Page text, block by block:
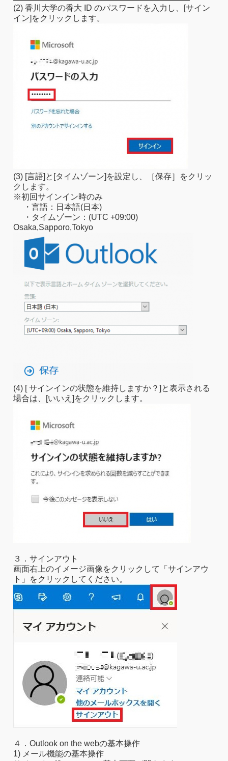
(2) 香川大学の香大 ID のパスワードを入力し、[サイン
イン]をクリックします。
(3) [言語]と[タイムゾーン]を設定し、［保存］をクリッ
クします。
※初回サインイン時のみ
・言語：日本語(日本)
・タイムゾーン：(UTC +09:00)
Osaka,Sapporo,Tokyo
(4) [ サインインの状態を維持しますか？]と表示される
場合は、[いいえ]をクリックします。
３．サインアウト
画面右上のイメージ画像をクリックして「サインアウ
ト」をクリックしてください。
４．Outlook on the webの基本操作
1) メール機能の基本操作